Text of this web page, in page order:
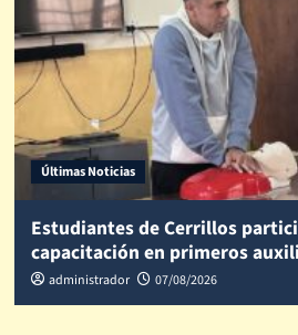
Últimas Noticias
Estudiantes de Cerrillos
capacitación en primeros
administrador 07/08/2026